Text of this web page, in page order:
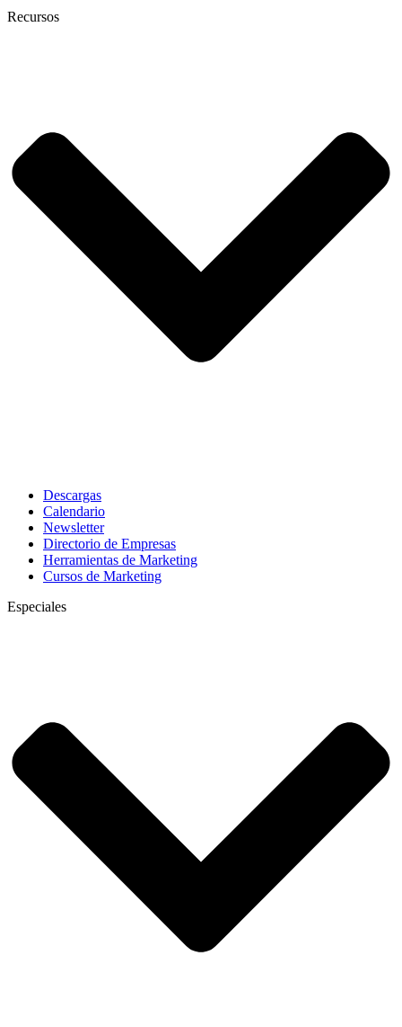
Recursos
Descargas
Calendario
Newsletter
Directorio de Empresas
Herramientas de Marketing
Cursos de Marketing
Especiales